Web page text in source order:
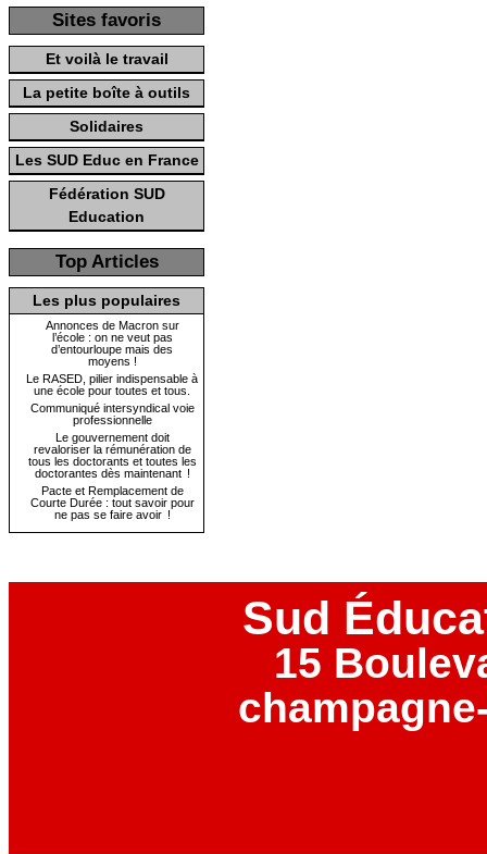
Sites favoris
Et voilà le travail
La petite boîte à outils
Solidaires
Les SUD Educ en France
Fédération SUD
Education
Top Articles
Les plus populaires
Annonces de Macron sur
l’école : on ne veut pas
d’entourloupe mais des
moyens !
Le RASED, pilier indispensable à
une école pour toutes et tous.
Communiqué intersyndical voie
professionnelle
Le gouvernement doit
revaloriser la rémunération de
tous les doctorants et toutes les
doctorantes dès maintenant !
Pacte et Remplacement de
Courte Durée : tout savoir pour
ne pas se faire avoir !
Sud
15